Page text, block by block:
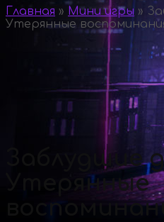
Главная » Мини игры »
Утерянные
Заблудшие
Утерянные